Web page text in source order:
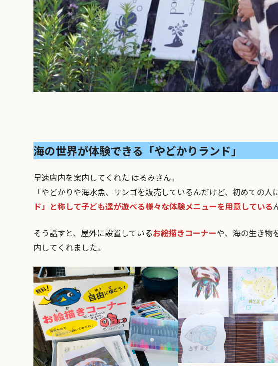
海の世界が体験できる「やどかりランド」
早速店内を案内してくれた はるみさん。
「やどかりや海水魚、サンゴを販売しているんだけど、初めての
ド」と称して子ども達が遊べる様々な体験メニューを用意している
そう話すと、屋外に設置しているお絵描きコーナーや、海の生き物
内してくれました。